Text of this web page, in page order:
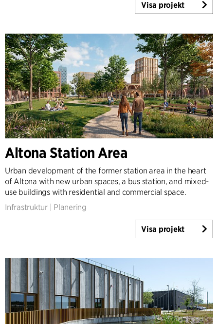
Visa projekt
Altona Station Area
Urban development of the former station area in the heart
of Altona with new urban spaces, a bus station, and mixed-
use buildings with residential and commercial space.
Infrastruktur| Planering
Visa projekt